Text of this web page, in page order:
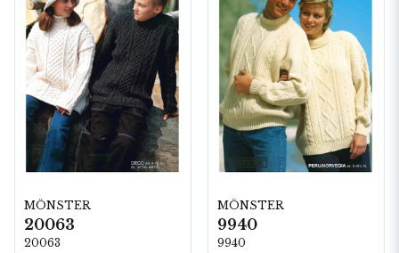
MÖNSTER
20063
20063
MÖNSTER
9940
9940